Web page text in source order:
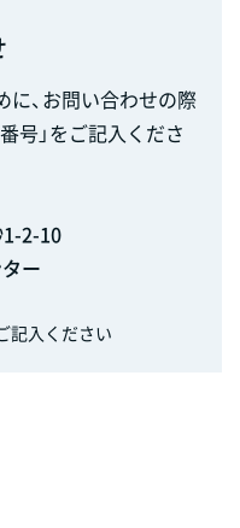
、お問い合わせの際
番号」をご記入くださ
2-10
ー
入ください